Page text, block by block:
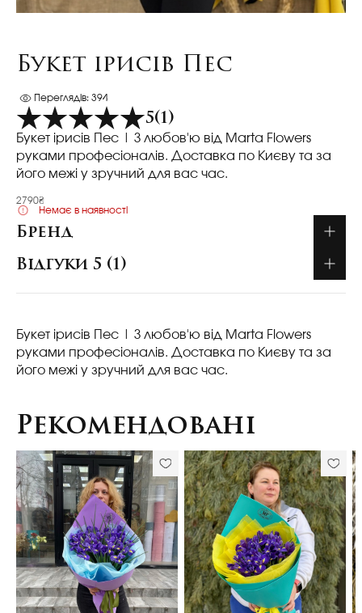
Букет ірисів Пес
Переглядів: 394
5(1)
Букет ірисів Пес
| З любов'ю від Marta Flowers
руками професіоналів. Доставка по Києву та за
його межі у зручний для вас час.
2790₴
Немає в наявності
Бренд
Відгуки 5 (1)
Букет ірисів Пес
| З любов'ю від Marta Flowers
руками професіоналів. Доставка по Києву та за
його межі у зручний для вас час.
Рекомендовані